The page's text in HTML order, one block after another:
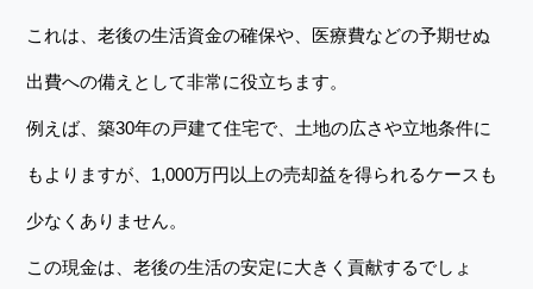
これは、老後の生活資金の確保や、医療費などの予期せぬ
出費への備えとして非常に役立ちます。
例えば、築30年の戸建て住宅で、土地の広さや立地条件に
もよりますが、1,000万円以上の売却益を得られるケースも
少なくありません。
この現金は、老後の生活の安定に大きく貢献するでしょ